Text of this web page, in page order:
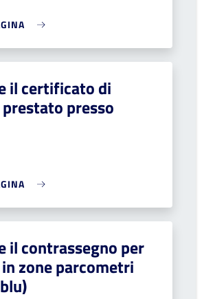
il certificato di
presso
il contrassegno per
zone parcometri